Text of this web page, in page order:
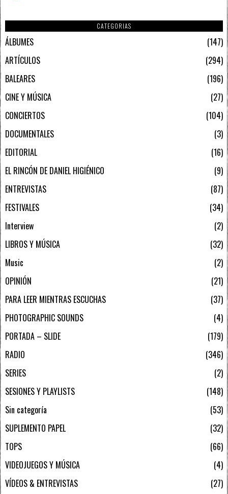
CATEGORIAS
ÁLBUMES
147
ARTÍCULOS
294
BALEARES
196
CINE Y MÚSICA
27
CONCIERTOS
104
DOCUMENTALES
3
EDITORIAL
16
EL RINCÓN DE DANIEL HIGIÉNICO
9
ENTREVISTAS
87
FESTIVALES
34
Interview
2
LIBROS Y MÚSICA
32
Music
2
OPINIÓN
21
PARA LEER MIENTRAS ESCUCHAS
37
PHOTOGRAPHIC SOUNDS
4
PORTADA – SLIDE
179
RADIO
346
SERIES
2
SESIONES Y PLAYLISTS
148
Sin categoría
53
SUPLEMENTO PAPEL
32
TOPS
66
VIDEOJUEGOS Y MÚSICA
4
VÍDEOS & ENTREVISTAS
27